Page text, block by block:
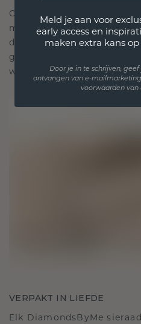
Onze ontwerpfilosofie is
met elk stuk ontworpen
doorstaan. Het wordt jouw
gekoesterde momenten,
worden gedragen en
VERPAKT IN LIEFDE
Elk DiamondsByMe
Meld je aan voor
early access en
maken extra kans
Door je in te schrijven,
ontvangen van e-
voorwaarden van